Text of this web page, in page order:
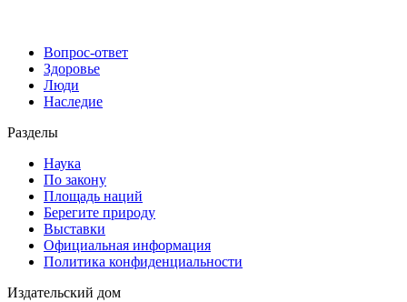
Вопрос-ответ
Здоровье
Люди
Наследие
Разделы
Наука
По закону
Площадь наций
Берегите природу
Выставки
Официальная информация
Политика конфиденциальности
Издательский дом